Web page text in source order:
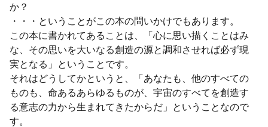
か？
・・・ということがこの本の問いかけでもあります。
この本に書かれてあることは、「心に思い描くことはみ
な、その思いを大いなる創造の源と調和させれば必ず現
実となる」ということです。
それはどうしてかというと、「あなたも、他のすべての
ものも、命あるあらゆるものが、宇宙のすべてを創造す
る意志の力から生まれてきたからだ」ということなので
す。